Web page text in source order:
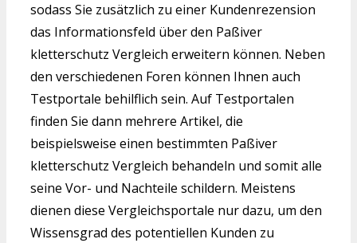
sodass Sie zusätzlich zu einer Kundenrezension
das Informationsfeld über den Paßiver
kletterschutz Vergleich erweitern können. Neben
den verschiedenen Foren können Ihnen auch
Testportale behilflich sein. Auf Testportalen
finden Sie dann mehrere Artikel, die
beispielsweise einen bestimmten Paßiver
kletterschutz Vergleich behandeln und somit alle
seine Vor- und Nachteile schildern. Meistens
dienen diese Vergleichsportale nur dazu, um den
Wissensgrad des potentiellen Kunden zu